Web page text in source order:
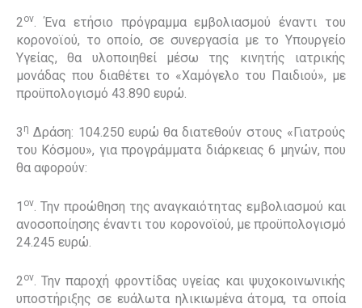
2ον. Ένα ετήσιο πρόγραμμα εμβολιασμού έναντι του
κορονοϊού, το οποίο, σε συνεργασία με το Υπουργείο
Υγείας, θα υλοποιηθεί μέσω της κινητής ιατρικής
μονάδας που διαθέτει το «Χαμόγελο του Παιδιού», με
προϋπολογισμό 43.890 ευρώ.
3 η Δράση: 104.250 ευρώ θα διατεθούν στους «Γιατρούς
του Κόσμου», για προγράμματα διάρκειας 6 μηνών, που
θα αφορούν:
1 ον. Την προώθηση της αναγκαιότητας εμβολιασμού και
ανοσοποίησης έναντι του κορονοϊού, με προϋπολογισμό
24.245 ευρώ.
2ον. Την παροχή φροντίδας υγείας και ψυχοκοινωνικής
υποστήριξης σε ευάλωτα ηλικιωμένα άτομα, τα οποία